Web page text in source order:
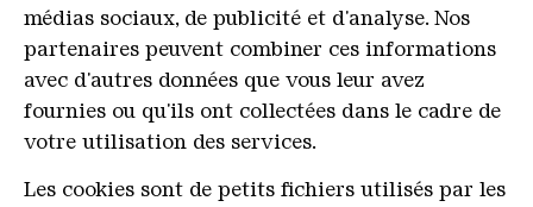
médias sociaux, de publicité et d'analyse. Nos
partenaires peuvent combiner ces informations
avec d'autres données que vous leur avez
fournies ou qu'ils ont collectées dans le cadre de
votre utilisation des services.
Les cookies sont de petits fichiers utilisés par les